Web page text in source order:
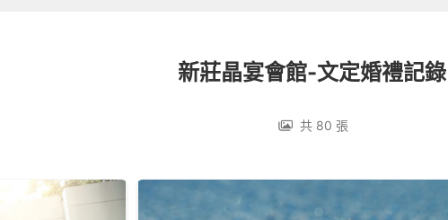
新莊晶宴會館-文定婚禮記錄
共 80 張